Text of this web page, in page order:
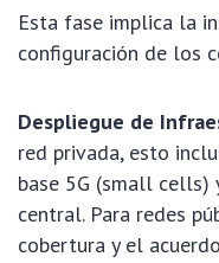
Esta fase implica la
configuración de los
Despliegue de
red privada, esto
base 5G (small
central. Para redes
cobertura y el